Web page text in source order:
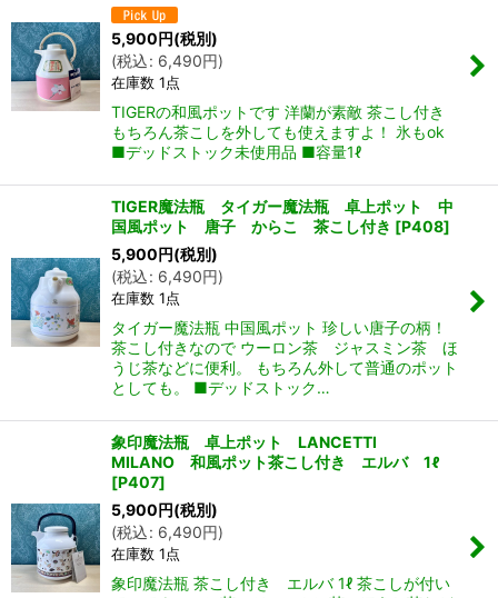
5,900円(税別)
(税込: 6,490円)
在庫数 1点
TIGERの和風ポットです 洋蘭が素敵 茶こし付き
もちろん茶こしを外しても使えますよ！ 氷もok
■デッドストック未使用品 ■容量1ℓ
TIGER魔法瓶 タイガー魔法瓶 卓上ポット 中
国風ポット 唐子 からこ 茶こし付き [P408]
5,900円(税別)
(税込: 6,490円)
在庫数 1点
タイガー魔法瓶 中国風ポット 珍しい唐子の柄！
茶こし付きなので ウーロン茶 ジャスミン茶 ほ
うじ茶などに便利。 もちろん外して普通のポット
としても。 ■デッドストック…
象印魔法瓶 卓上ポット LANCETTI
MILANO 和風ポット茶こし付き エルバ 1ℓ
[P407]
5,900円(税別)
(税込: 6,490円)
在庫数 1点
象印魔法瓶 茶こし付き エルバ 1ℓ 茶こしが付い